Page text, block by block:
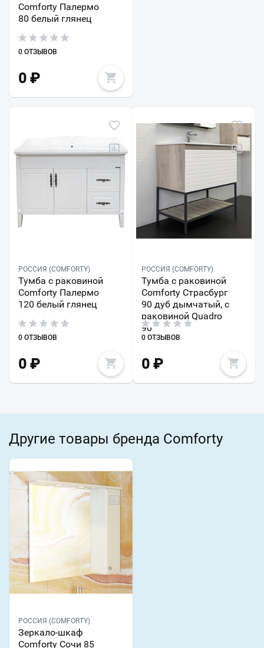
Comforty Палермо
80 белый глянец
0 ОТЗЫВОВ
0 ₽
РОССИЯ (COMFORTY)
Тумба с раковиной
Comforty Палермо
120 белый глянец
0 ОТЗЫВОВ
0 ₽
РОССИЯ (COMFORTY)
Тумба с раковиной
Comforty Страсбург
90 дуб дымчатый, с
раковиной Quadro
90
0 ОТЗЫВОВ
0₽
Другие товары бренда Comforty
РОССИЯ (COMFORTY)
Зеркало-шкаф
Comforty Сочи 85